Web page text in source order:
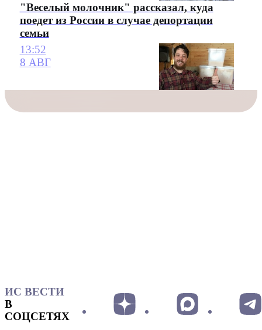
"Веселый молочник" рассказал, куда
поедет из России в случае депортации
семьи
13:52
8 АВГ
ИС ВЕСТИ
В
СОЦСЕТЯХ